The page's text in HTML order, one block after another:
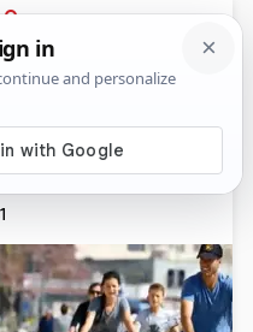
Komentari
turističkih
nego lani